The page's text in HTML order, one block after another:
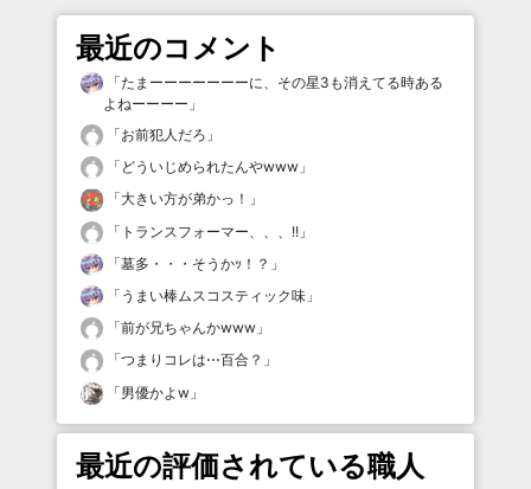
最近のコメント
「たまーーーーーーーに、その星3も消えてる時ある
よねーーーー 」
「お前犯人だろ 」
「 どういじめられたんやwww 」
「大きい方が弟かっ！ 」
「 トランスフォーマー、、、!! 」
「墓多・・・そうかｯ！？ 」
「 うまい棒ムスコスティック味 」
「前が兄ちゃんかwww 」
「つまりコレは⋯百合？ 」
「男優かよw 」
最近の評価されている職人